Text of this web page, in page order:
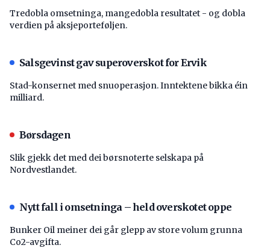
Tredobla omsetninga, mangedobla resultatet - og dobla
verdien på aksjeporteføljen.
Salsgevinst gav superoverskot for Ervik
Stad-konsernet med snuoperasjon. Inntektene bikka éin
milliard.
Børsdagen
Slik gjekk det med dei børsnoterte selskapa på
Nordvestlandet.
Nytt fall i omsetninga – held overskotet oppe
Bunker Oil meiner dei går glepp av store volum grunna
Co2-avgifta.